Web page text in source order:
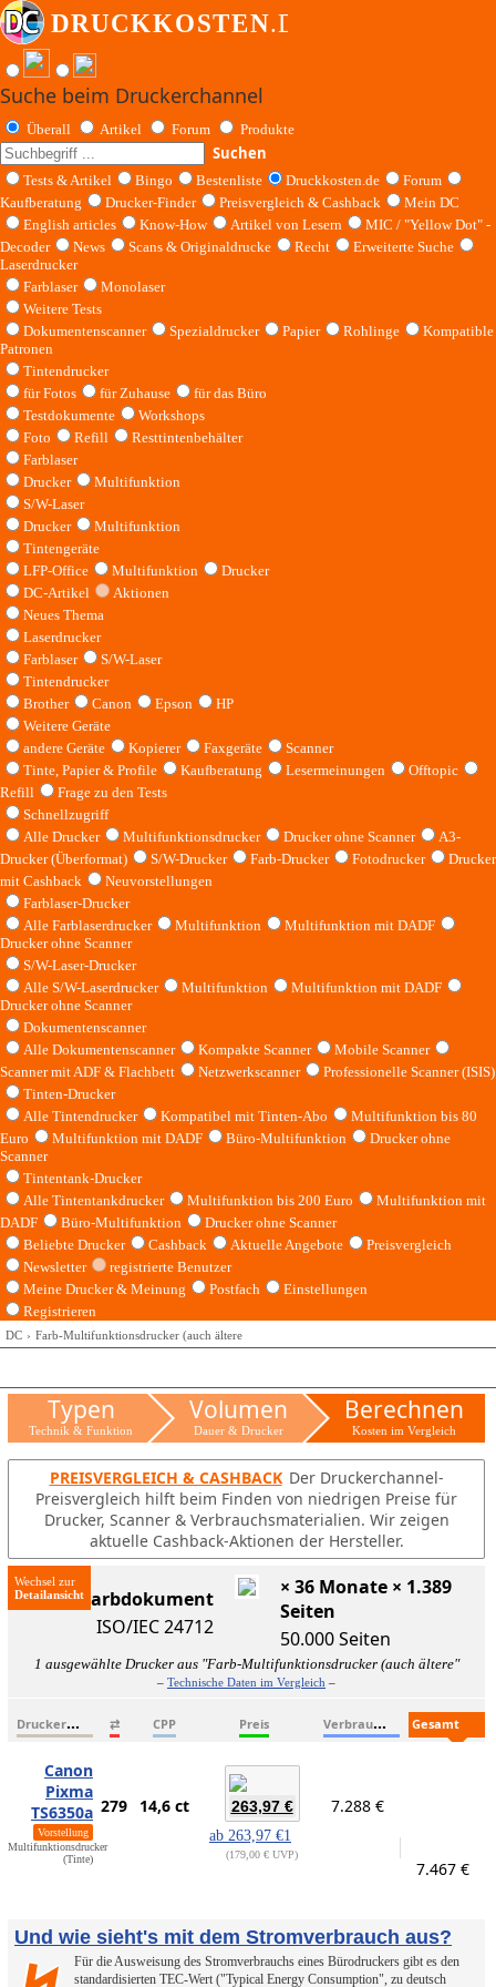
Suche beim Druckerchannel
Überall Artikel Forum Produkte
Suchen
Tests & Artikel Bingo Bestenliste Druckkosten.de
Forum
Kaufberatung
Drucker-Finder Preisvergleich & Cashback
Mein DC
English articles
Know-How Artikel von Lesern
MIC / "Yellow Dot" -
Decoder
News Scans & Originaldrucke Recht
Erweiterte Suche
Laserdrucker
Farblaser
Monolaser
Weitere Tests
Dokumentenscanner
Spezialdrucker Papier Rohlinge
Kompatible
Patronen
Tintendrucker
für Fotos
für Zuhause
für das Büro
Testdokumente
Workshops
Foto
Refill
Resttintenbehälter
Farblaser
Drucker
Multifunktion
S/W-Laser
Drucker
Multifunktion
Tintengeräte
LFP-Office
Multifunktion
Drucker
DC-Artikel
Aktionen
Neues Thema
Laserdrucker
Farblaser
S/W-Laser
Tintendrucker
Brother
Canon Epson
HP
Weitere Geräte
andere Geräte
Kopierer Faxgeräte
Scanner
Tinte, Papier & Profile
Kaufberatung Lesermeinungen
Offtopic
Refill
Frage zu den Tests
Schnellzugriff
Alle Drucker
Multifunktionsdrucker Drucker ohne Scanner
A3-
Drucker (Überformat)
S/W-Drucker Farb-Drucker Fotodrucker
Drucker
mit Cashback
Neuvorstellungen
Farblaser-Drucker
Alle Farblaserdrucker
Multifunktion
Multifunktion mit DADF
Drucker ohne Scanner
S/W-Laser-Drucker
Alle S/W-Laserdrucker
Multifunktion
Multifunktion mit DADF
Drucker ohne Scanner
Dokumentenscanner
Alle Dokumentenscanner
Kompakte Scanner
Mobile Scanner
Scanner mit ADF & Flachbett
Netzwerkscanner
Professionelle Scanner (ISIS)
Tinten-Drucker
Alle Tintendrucker
Kompatibel mit Tinten-Abo
Multifunktion bis 80
Euro
Multifunktion mit DADF Büro-Multifunktion
Drucker ohne
Scanner
Tintentank-Drucker
Alle Tintentankdrucker
Multifunktion bis 200 Euro
Multifunktion mit
DADF
Büro-Multifunktion
Drucker ohne Scanner
Beliebte Drucker
Cashback Aktuelle Angebote
Preisvergleich
Newsletter
registrierte Benutzer
Meine Drucker & Meinung
Postfach
Einstellungen
Registrieren
DC Farb-Multifunktionsdrucker (auch ältere
Typen
Technik & Funktion
Volumen
Dauer & Drucker
Berechnen
Kosten im Vergleich
PREISVERGLEICH & CASHBACK Der Druckerchannel-
Preisvergleich hilft beim Finden von niedrigen Preise für
Drucker, Scanner & Verbrauchsmaterialien. Wir zeigen
aktuelle Cashback-Aktionen der Hersteller.
Wechsel zur
ISO-Farbdokument
ISO/IEC 24712
× 36 Monate × 1.389
Seiten
50.000 Seiten
1 ausgewählte Drucker aus "Farb-Multifunktionsdrucker (auch ältere"
– Technische Daten im Vergleich –
D
ruckername ⇄ CPP Preis V
erbrauchsmaterialien
Canon
Pixma
TS6350a
Vorstellung
Multifunktionsdrucker
(Tinte)
279 14,6 ct 263,97 €
ab 263,97 €1
179,00 € UVP
7.288 €
7.467 €
Und wie sieht's mit dem Stromverbrauch aus?
Für die Ausweisung des Stromverbrauchs eines Bürodruckers gibt es den
standardisierten TEC-Wert ("Typical Energy Consumption", zu deutsch